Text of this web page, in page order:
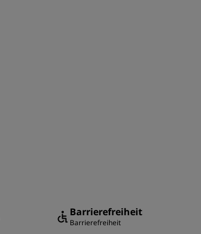
Barrierefreiheit
Barrierefreiheit